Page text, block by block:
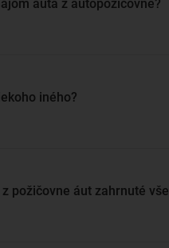
auta z autopožičovne?
iného?
požičovne áut zahrnuté